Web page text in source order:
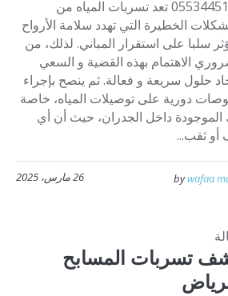
0553445129 تعد تسربات المياه من
الخطيرة التي تهدد سلامة الأرواح
سلبا على استقرار المباني. لذلك، من
الاهتمام بهذه القضية و السعي
حلول سريعة و فعالة. ثم ينصح بإجراء
دورية على توصيلات المياه، خاصة
الموجودة داخل الجدران، حيث أن أي
أو ثقب...
26 مارس، 2025 bywafaa
تسربات المسابح